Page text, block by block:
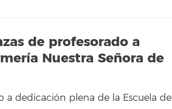
de profesorado a
Nuestra Señora de
a dedicación plena de la Escuela de